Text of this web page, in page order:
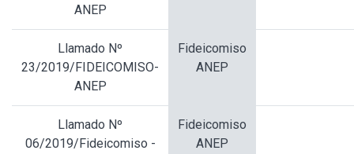
ANEP
Llamado Nº
23/2019/FIDEICOMISO-
ANEP
Fideicomiso
ANEP
Llamado Nº
06/2019/Fideicomiso -
Fideicomiso
ANEP